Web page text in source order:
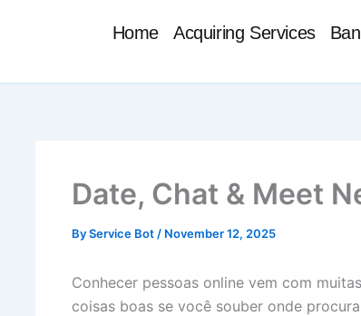
Home Acquiring Services
Date, Chat & Meet
ByService Bot / November 12, 2025
Conhecer pessoas online vem com
coisas boas se você souber onde